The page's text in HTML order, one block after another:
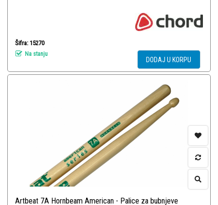
Šifra: 15270
Na stanju
DODAJ U KORPU
Artbeat 7A Hornbeam American - Palice za bubnjeve